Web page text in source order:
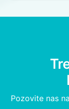
Pozovite nas